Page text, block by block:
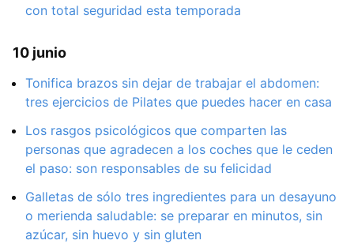
con total seguridad esta temporada
10 junio
Tonifica brazos sin dejar de trabajar el abdomen:
tres ejercicios de Pilates que puedes hacer en casa
Los rasgos psicológicos que comparten las
personas que agradecen a los coches que le ceden
el paso: son responsables de su felicidad
Galletas de sólo tres ingredientes para un desayuno
o merienda saludable: se preparar en minutos, sin
azúcar, sin huevo y sin gluten